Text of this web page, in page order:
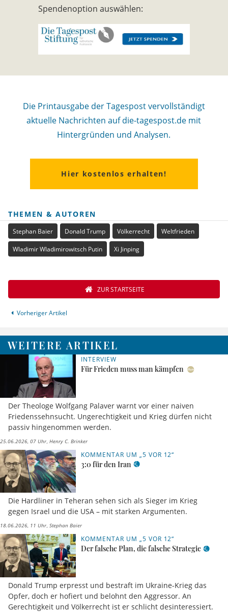
Spendenoption auswählen:
Die Printausgabe der Tagespost vervollständigt
aktuelle Nachrichten auf die-tagespost.de mit
Hintergründen und Analysen.
Hier kostenlos erhalten!
THEMEN & AUTOREN
Stephan Baier Donald Trump Völkerrecht Weltfrieden
Wladimir Wladimirowitsch Putin Xi Jinping
Vorheriger Artikel
ZUR STARTSEITE
WEITERE ARTIKEL
INTERVIEW
Für Frieden muss man kämpfen
Der Theologe Wolfgang Palaver warnt vor einer naiven
Friedenssehnsucht. Ungerechtigkeit und Krieg dürfen nicht
passiv hingenommen werden.
25.06.2026, 07 Uhr Henry C. Brinker
KOMMENTAR UM „5 VOR 12“
3:0 für den Iran
Die Hardliner in Teheran sehen sich als Sieger im Krieg
gegen Israel und die USA – mit starken Argumenten.
18.06.2026, 11 Uhr Stephan Baier
KOMMENTAR UM „5 VOR 12“
Der falsche Plan, die falsche Strategie
Donald Trump erpresst und bestraft im Ukraine-Krieg das
Opfer, doch er hofiert und belohnt den Aggressor. An
Gerechtigkeit und Völkerrecht ist er schlicht desinteressiert.